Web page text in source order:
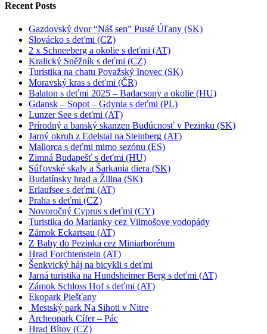
Recent Posts
Gazdovský dvor “Náš sen” Pusté Úľany (SK)
Slovácko s deťmi (CZ)
2 x Schneeberg a okolie s deťmi (AT)
Kralický Sněžník s deťmi (CZ)
Turistika na chatu Považský Inovec (SK)
Moravský kras s deťmi (ČR)
Balaton s deťmi 2025 – Badacsony a okolie (HU)
Gdansk – Sopot – Gdynia s deťmi (PL)
Lunzer See s deťmi (AT)
Prírodný a banský skanzen Budúcnosť v Pezinku (SK)
Jarný okruh z Edelstal na Steinberg (AT)
Mallorca s deťmi mimo sezónu (ES)
Zimná Budapešť s deťmi (HU)
Súľovské skaly a Šarkania diera (SK)
Budatínsky hrad a Žilina (SK)
Erlaufsee s deťmi (AT)
Praha s deťmi (CZ)
Novoročný Cyprus s deťmi (CY)
Turistika do Marianky cez Vilmošove vodopády
Zámok Eckartsau (AT)
Z Baby do Pezinka cez Miniarborétum
Hrad Forchtenstein (AT)
Šenkvický háj na bicykli s deťmi
Jarná turistika na Hundsheimer Berg s deťmi (AT)
Zámok Schloss Hof s deťmi (AT)
Ekopark Piešťany
Mestský park Na Sihoti v Nitre
Archeopark Cífer – Pác
Hrad Bítov (CZ)